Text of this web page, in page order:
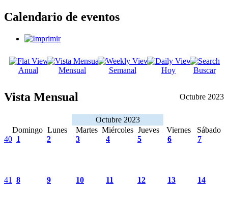
Calendario de eventos
Anual Mensual Semanal Hoy Buscar
Vista Mensual Octubre 2023
Octubre 2023
Domingo Lunes Martes Miércoles Jueves Viernes
Sábado
40 1 2 3 4 5 6 7
41 8 9 10 11 12 13 14